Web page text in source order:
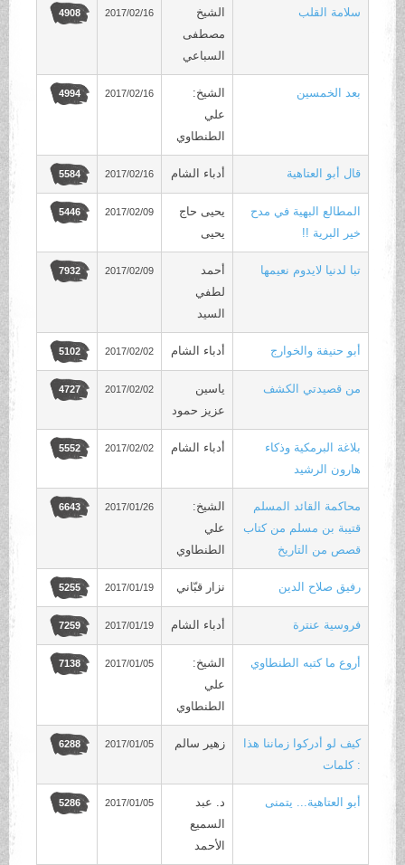
سلامة القلب
الشيخ
مصطفى
السباعي
2017/02/16
4908
بعد الخمسين
الشيخ:
علي
الطنطاوي
2017/02/16
4994
قال أبو العتاهية أدباء الشام 2017/02/16
5584
المطالع البهية في مدح
خير البرية !!
يحيى حاج
يحيى
2017/02/09
5446
تبا لدنيا لايدوم نعيمها
أحمد
لطفي
السيد
2017/02/09
7932
أبو حنيفة والخوارج أدباء الشام 2017/02/02
5102
من قصيدتي الكشف
ياسين
عزيز حمود
2017/02/02
4727
بلاغة البرمكية وذكاء
هارون الرشيد
أدباء الشام 2017/02/02
5552
محاكمة القائد المسلم
قتيبة بن مسلم من كتاب
قصص من التاريخ
الشيخ:
علي
الطنطاوي
2017/01/26
6643
رفيق صلاح الدين نزار قبّاني 2017/01/19
5255
فروسية عنترة أدباء الشام 2017/01/19
7259
أروع ما كتبه الطنطاوي
الشيخ:
علي
الطنطاوي
2017/01/05
7138
كيف لو أدركوا زماننا هذا
: كلمات
زهير سالم 2017/01/05
6288
أبو العتاهية... يتمنى
د. عبد
السميع
الأحمد
2017/01/05
5286